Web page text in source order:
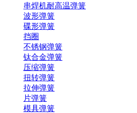
串焊机耐高温弹簧
波形弹簧
碟形弹簧
挡圈
不锈钢弹簧
钛合金弹簧
压缩弹簧
扭转弹簧
拉伸弹簧
片弹簧
模具弹簧